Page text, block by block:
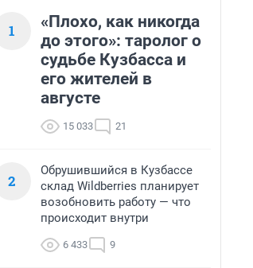
1
«Плохо, как никогда
до этого»: таролог о
судьбе Кузбасса и
его жителей в
августе
15 033 21
2
Обрушившийся в Кузбассе
склад Wildberries планирует
возобновить работу — что
происходит внутри
6 433 9